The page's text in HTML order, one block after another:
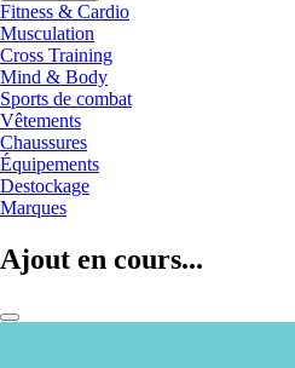
Fitness & Cardio
Musculation
Cross Training
Mind & Body
Sports de combat
Vêtements
Chaussures
Équipements
Destockage
Marques
Ajout en cours...